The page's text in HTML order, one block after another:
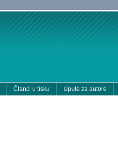
Članci u tisku Upute za autore